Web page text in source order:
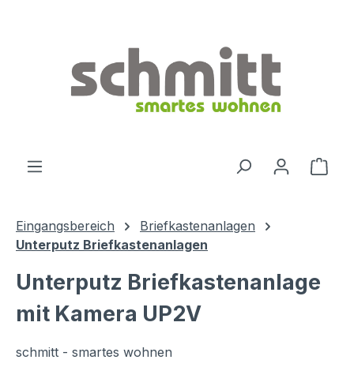
Eingangsbereich
Briefkastenanlagen
Unterputz Briefkastenanlagen
Unterputz Briefkastenanlage
mit Kamera UP2V
schmitt - smartes wohnen